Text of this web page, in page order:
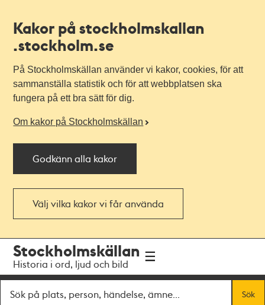
Kakor på stockholmskallan
.stockholm.se
På Stockholmskällan använder vi kakor, cookies, för att
sammanställa statistik och för att webbplatsen ska
fungera på ett bra sätt för dig.
Om kakor på Stockholmskällan
Godkänn alla kakor
Välj vilka kakor vi får använda
navigationen
huvudinnehållet
Stockholmskällan
Historia i ord, ljud och bild
Sök